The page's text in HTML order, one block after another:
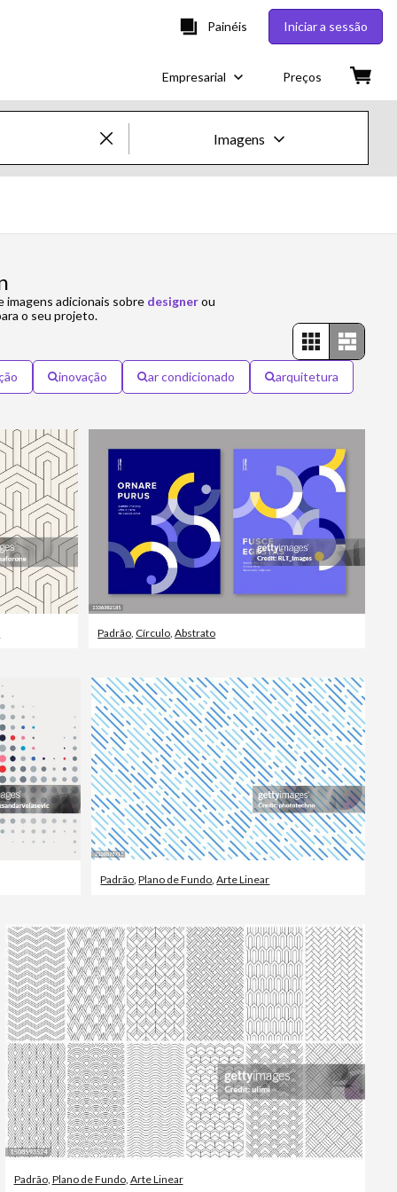
Painéis Iniciar a sessão
Empresarial Preços
Imagens
Editorial
Creative
imagens adicionais sobre designerou
o seu projeto.
inovação ar condicionado arquitetura
Padrão, Círculo,Abstrato
Padrão,Plano de Fundo,Arte Linear
Padrão, Plano de Fundo, Arte Linear